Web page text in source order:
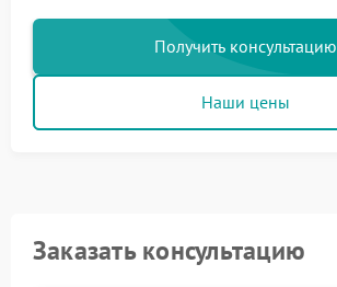
Получить консультацию
Наши цены
Заказать консультацию